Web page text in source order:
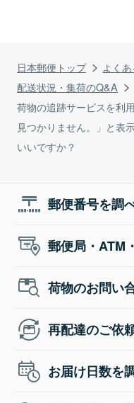
日本郵便トップ
よく
配送状況・集荷のQ&A
荷物の追跡サービスを利
見つかりません。」と表
いいですか？
郵便番号を調
郵便局・ATM
荷物のお問い
再配達のご依
お届け日数を